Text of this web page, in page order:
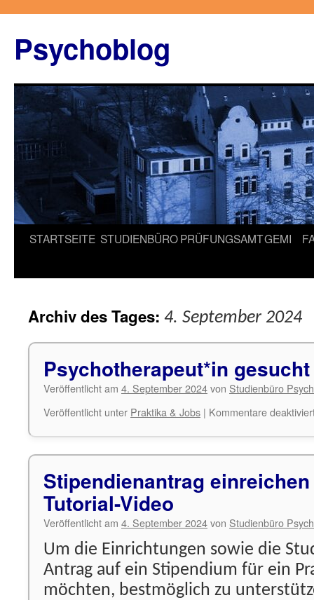
springen
Psychoblog
STARTSEITE STUDIENBÜROPRÜFUNGSAMTGEMI
Archiv des Tages: 4. September 2024
Psychotherapeut*in gesucht
Veröffentlicht am 4. September 2024von Studienbüro
Veröffentlicht unter Praktika & Jobs | Kommentare
Stipendienantrag
Tutorial-Video
Veröffentlicht am 4. September 2024von Studienbüro
Um die Einrichtungen sowie die
Antrag auf ein Stipendium für ein
möchten, bestmöglich zu